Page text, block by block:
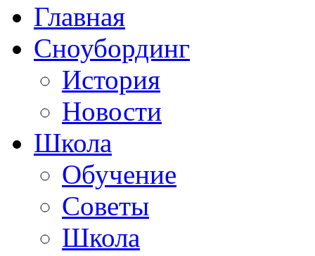
Главная
Сноубординг
История
Новости
Школа
Обучение
Советы
Школа